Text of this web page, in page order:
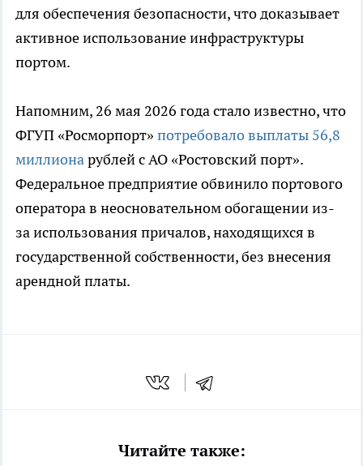
для обеспечения безопасности, что доказывает
активное использование инфраструктуры
портом.
Напомним, 26 мая 2026 года стало известно, что
ФГУП «Росморпорт» потребовало выплаты 56,8
миллионарублей с АО «Ростовский порт».
Федеральное предприятие обвинило портового
оператора в неосновательном обогащении из-
за использования причалов, находящихся в
государственной собственности, без внесения
арендной платы.
Читайте также: